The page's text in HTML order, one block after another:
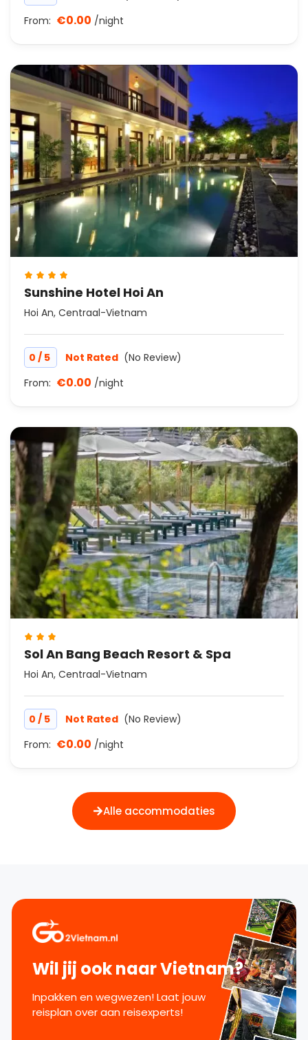
From: €0.00 /night
Sunshine Hotel Hoi An
Hoi An, Centraal-Vietnam
0 / 5 Not Rated (No Review)
From: €0.00 /night
Sol An Bang Beach Resort & Spa
Hoi An, Centraal-Vietnam
0 / 5 Not Rated (No Review)
From: €0.00 /night
Alle accommodaties
Wil jij ook naar Vietnam?
Inpakken en wegwezen! Laat jouw
reisplan over aan reisexperts!